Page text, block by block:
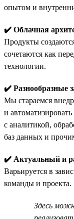
опытом и
✔️ Облачная
Продукты
сочетаются как
технологии.
✔️ Разнообразные
Мы стараемся
и
с аналитикой,
баз данных и
✔️ Актуальный и
Варьируется в
команды и проекта.
Здесь